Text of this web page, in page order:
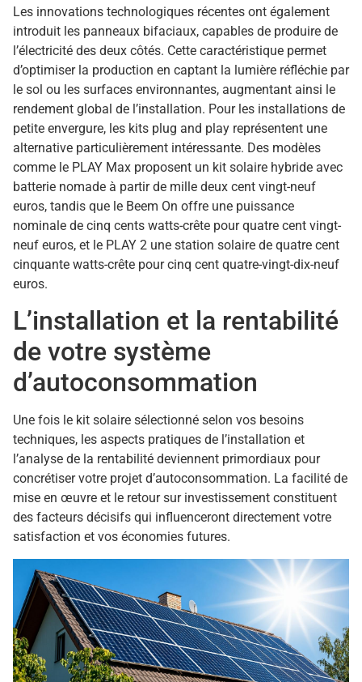
Les innovations technologiques récentes ont également
introduit les panneaux bifaciaux, capables de produire de
l’électricité des deux côtés. Cette caractéristique permet
d’optimiser la production en captant la lumière réfléchie par
le sol ou les surfaces environnantes, augmentant ainsi le
rendement global de l’installation. Pour les installations de
petite envergure, les kits plug and play représentent une
alternative particulièrement intéressante. Des modèles
comme le PLAY Max proposent un kit solaire hybride avec
batterie nomade à partir de mille deux cent vingt-neuf
euros, tandis que le Beem On offre une puissance
nominale de cinq cents watts-crête pour quatre cent vingt-
neuf euros, et le PLAY 2 une station solaire de quatre cent
cinquante watts-crête pour cinq cent quatre-vingt-dix-neuf
euros.
L’installation et la rentabilité
de votre système
d’autoconsommation
Une fois le kit solaire sélectionné selon vos besoins
techniques, les aspects pratiques de l’installation et
l’analyse de la rentabilité deviennent primordiaux pour
concrétiser votre projet d’autoconsommation. La facilité de
mise en œuvre et le retour sur investissement constituent
des facteurs décisifs qui influenceront directement votre
satisfaction et vos économies futures.